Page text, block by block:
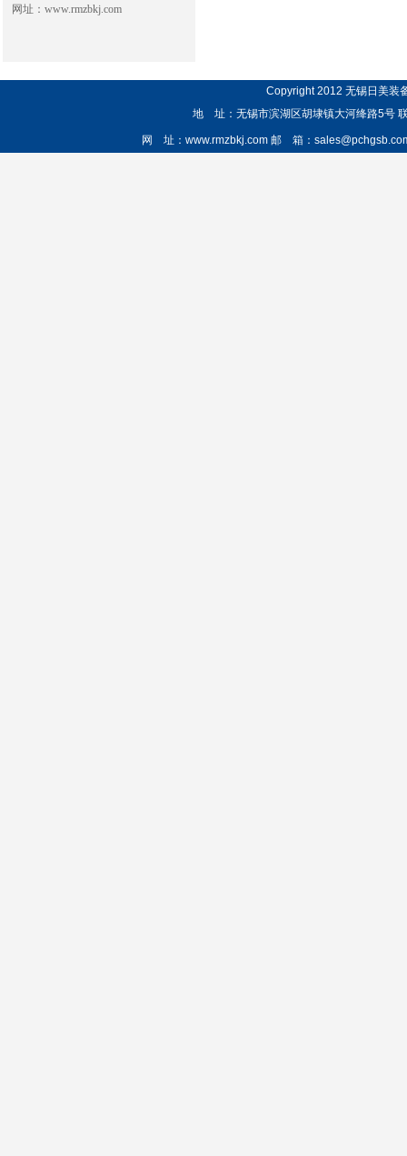
网址：www.rmzbkj.com
Copyright 2012 无锡日美装
地 址：无锡市滨湖区胡埭镇大河绛路5号
网 址：www.rmzbkj.com 邮 箱：